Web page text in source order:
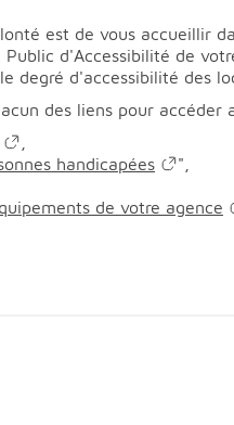
est de vous accueillir
Public d'Accessibilité de
degré d'accessibilité des
des liens pour accéder
handicapées
",
de votre agence